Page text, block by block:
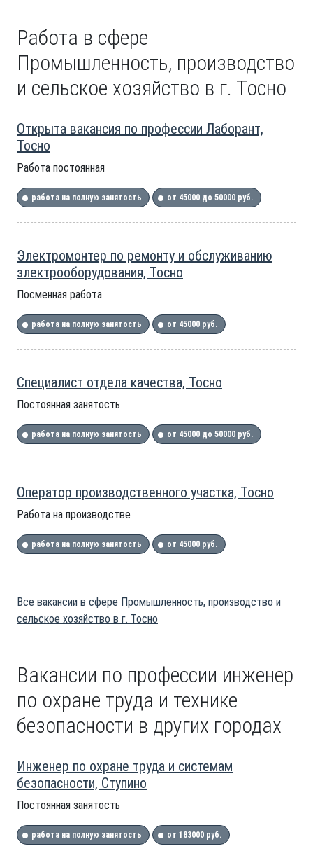
Работа в сфере
Промышленность, производство
и сельское хозяйство в г. Тосно
Открыта вакансия по профессии Лаборант,
Тосно
Работа постоянная
работа на полную занятость от 45000 до 50000 руб.
Электромонтер по ремонту и обслуживанию
электрооборудования, Тосно
Посменная работа
работа на полную занятость от 45000 руб.
Специалист отдела качества, Тосно
Постоянная занятость
работа на полную занятость от 45000 до 50000 руб.
Оператор производственного участка, Тосно
Работа на производстве
работа на полную занятость от 45000 руб.
Все вакансии в сфере Промышленность, производство и
сельское хозяйство в г. Тосно
Вакансии по профессии инженер
по охране труда и технике
безопасности в других городах
Инженер по охране труда и системам
безопасности, Ступино
Постоянная занятость
работа на полную занятость от 183000 руб.